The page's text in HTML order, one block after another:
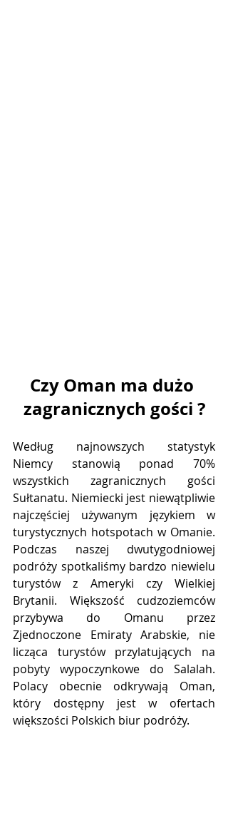
Czy Oman ma dużo
zagranicznych gości ?
Według najnowszych statystyk
Niemcy stanowią ponad 70%
wszystkich zagranicznych gości
Sułtanatu. Niemiecki jest niewątpliwie
najczęściej używanym językiem w
turystycznych hotspotach w Omanie.
Podczas naszej dwutygodniowej
podróży spotkaliśmy bardzo niewielu
turystów z Ameryki czy Wielkiej
Brytanii. Większość cudzoziemców
przybywa do Omanu przez
Zjednoczone Emiraty Arabskie, nie
licząca turystów przylatujących na
pobyty wypoczynkowe do Salalah.
Polacy obecnie odkrywają Oman,
który dostępny jest w ofertach
większości Polskich biur podróży.